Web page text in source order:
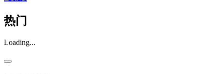
热门
Loading...